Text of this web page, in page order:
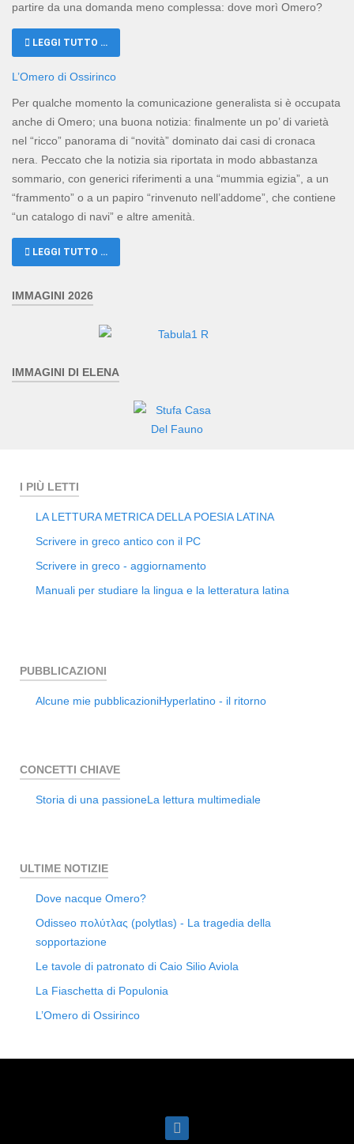
partire da una domanda meno complessa: dove morì Omero?
LEGGI TUTTO …
L’Omero di Ossirinco
Per qualche momento la comunicazione generalista si è occupata
anche di Omero; una buona notizia: finalmente un po’ di varietà
nel “ricco” panorama di “novità” dominato dai casi di cronaca
nera. Peccato che la notizia sia riportata in modo abbastanza
sommario, con generici riferimenti a una “mummia egizia”, a un
“frammento” o a un papiro “rinvenuto nell’addome”, che contiene
“un catalogo di navi” e altre amenità.
LEGGI TUTTO …
IMMAGINI 2026
IMMAGINI DI ELENA
I PIÙ LETTI
LA LETTURA METRICA DELLA POESIA LATINA
Scrivere in greco antico con il PC
Scrivere in greco - aggiornamento
Manuali per studiare la lingua e la letteratura latina
PUBBLICAZIONI
Alcune mie pubblicazioniHyperlatino - il ritorno
CONCETTI CHIAVE
Storia di una passioneLa lettura multimediale
ULTIME NOTIZIE
Dove nacque Omero?
Odisseo πολύτλας (polytlas) - La tragedia della
sopportazione
Le tavole di patronato di Caio Silio Aviola
La Fiaschetta di Populonia
L’Omero di Ossirinco